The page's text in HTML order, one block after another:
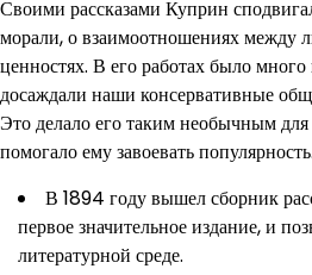
Своими рассказами Куприн
морали, о взаимоотношениях между
ценностях. В его работах было
досаждали наши консервативные
Это делало его таким необычным
помогало ему завоевать популярность.
В 1894 году вышел сборник
первое значительное издание, и
литературной среде.